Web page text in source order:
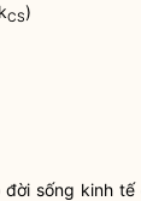
CS)
sống kinh